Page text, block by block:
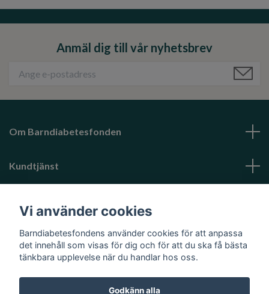
Anmäl dig till vår nyhetsbrev
Om Barndiabetesfonden
Kundtjänst
Sociala medier
Vi använder cookies
Barndiabetesfondens använder cookies för att anpassa
det innehåll som visas för dig och för att du ska få bästa
tänkbara upplevelse när du handlar hos oss.
Godkänn alla